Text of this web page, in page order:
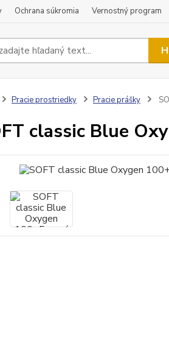
Ochrana súkromia Vernostný program
Pracie prostriedky Pracie prášky
classic Blue